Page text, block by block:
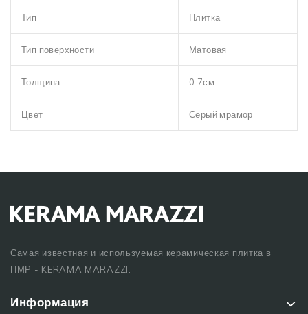
Тип Плитка
Тип поверхности Матовая
Толщина 0.7см
Цвет Серый мрамор
Самая известная и используемая керамическая плитка в
ПМР - KERAMA MARAZZI.
Информация